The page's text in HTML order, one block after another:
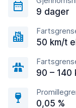
9 dager
50 km/t
90 – 140
0,05 %